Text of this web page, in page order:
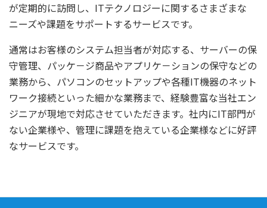
が定期的に訪問し、ITテクノロジーに関するさまざまな
ニーズや課題をサポートするサービスです。
通常はお客様のシステム担当者が対応する、サーバーの保
守管理、パッケ－ジ商品やアプリケ－ションの保守などの
業務から、パソコンのセットアップや各種IT機器のネット
ワーク接続といった細かな業務まで、経験豊富な当社エン
ジニアが現地で対応させていただきます。社内にIT部門が
ない企業様や、管理に課題を抱えている企業様などに好評
なサービスです。